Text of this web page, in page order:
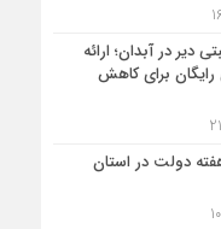
دیر در آبدان؛ ارائه
برای کاهش
دولت در استان